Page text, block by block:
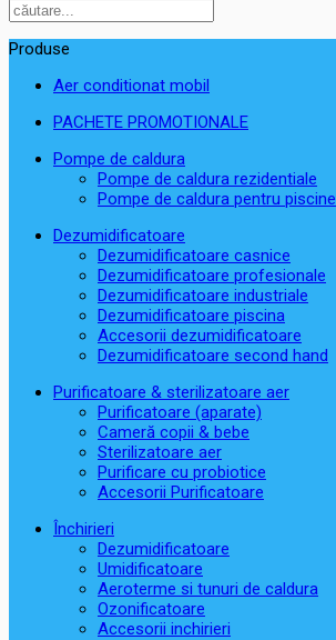
Produse
Aer conditionat mobil
PACHETE PROMOTIONALE
Pompe de caldura
Pompe de caldura rezidentiale
Pompe de caldura pentru piscine
Dezumidificatoare
Dezumidificatoare casnice
Dezumidificatoare profesionale
Dezumidificatoare industriale
Dezumidificatoare piscina
Accesorii dezumidificatoare
Dezumidificatoare second hand
Purificatoare & sterilizatoare aer
Purificatoare (aparate)
Cameră copii & bebe
Sterilizatoare aer
Purificare cu probiotice
Accesorii Purificatoare
Închirieri
Dezumidificatoare
Umidificatoare
Aeroterme si tunuri de caldura
Ozonificatoare
Accesorii inchirieri